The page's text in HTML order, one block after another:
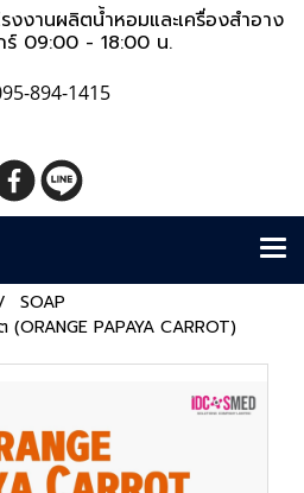
งานผลิตน้ำหอมและเครื่องสำอาง
09:00 - 18:00 น.
894-1415
SOAP
PAPAYA CARROT)